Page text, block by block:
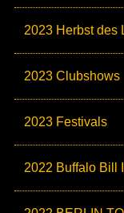
2023 Herbst des
2023 Clubshows
2023 Festivals
2022 Buffalo Bill